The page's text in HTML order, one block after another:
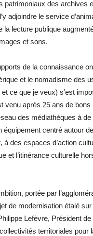
patrimoniaux des archives
adjoindre le service
la lecture publique
et sons.
de la connaissance
et le nomadisme des
ce que je veux) s’est
venu après 25 ans de
des médiathèques à
équipement centré autour
à des espaces d’action
et l’itinérance culturelle
portée par
de modernisation étalé
Lefèvre, Président de
territoriales pour